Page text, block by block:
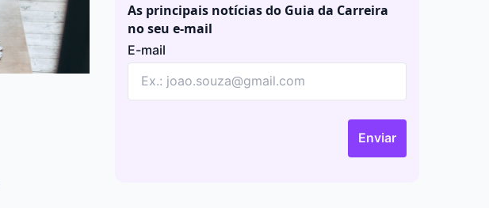
As principais notícias do Guia da Carreira
no seu e-mail
E-mail
Enviar